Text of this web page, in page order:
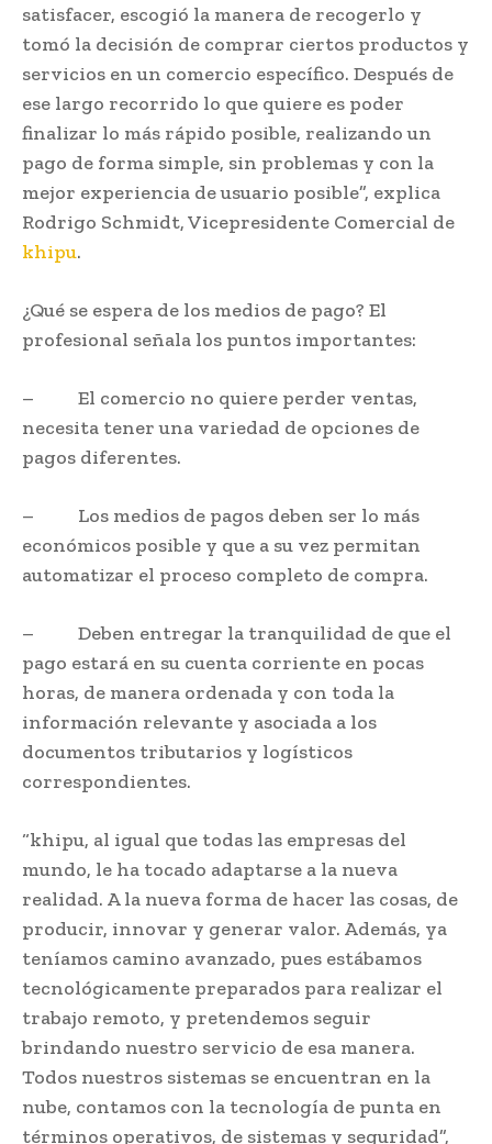
satisfacer, escogió la manera de recogerlo y
tomó la decisión de comprar ciertos productos y
servicios en un comercio específico. Después de
ese largo recorrido lo que quiere es poder
finalizar lo más rápido posible, realizando un
pago de forma simple, sin problemas y con la
mejor experiencia de usuario posible”, explica
Rodrigo Schmidt, Vicepresidente Comercial de
khipu.
¿Qué se espera de los medios de pago? El
profesional señala los puntos importantes:
– El comercio no quiere perder ventas,
necesita tener una variedad de opciones de
pagos diferentes.
– Los medios de pagos deben ser lo más
económicos posible y que a su vez permitan
automatizar el proceso completo de compra.
– Deben entregar la tranquilidad de que el
pago estará en su cuenta corriente en pocas
horas, de manera ordenada y con toda la
información relevante y asociada a los
documentos tributarios y logísticos
correspondientes.
“khipu, al igual que todas las empresas del
mundo, le ha tocado adaptarse a la nueva
realidad. A la nueva forma de hacer las cosas, de
producir, innovar y generar valor. Además, ya
teníamos camino avanzado, pues estábamos
tecnológicamente preparados para realizar el
trabajo remoto, y pretendemos seguir
brindando nuestro servicio de esa manera.
Todos nuestros sistemas se encuentran en la
nube, contamos con la tecnología de punta en
términos operativos, de sistemas y seguridad”,